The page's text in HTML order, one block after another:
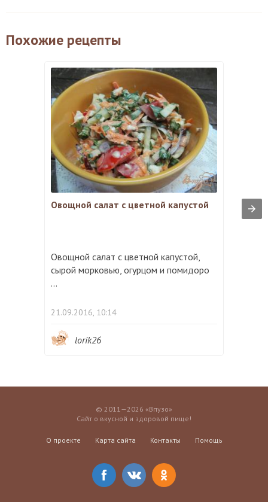
Похожие рецепты
Овощной салат с цветной капустой
Овощной салат с цветной капустой,
сырой морковью, огурцом и помидоро
...
21.09.2016, 10:14
lorik26
© 2011—2026 «Впузо»
Сайт о вкусной и здоровой пище!
О проекте Карта сайта Контакты Помощь